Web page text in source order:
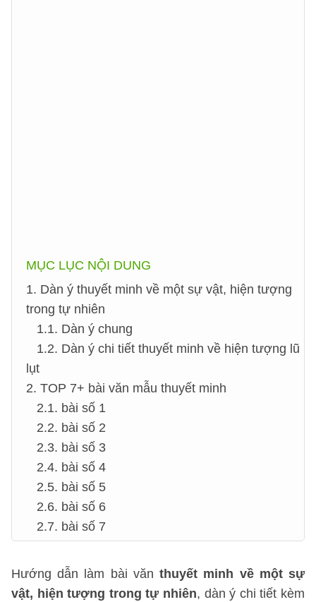
MỤC LỤC NỘI DUNG
1. Dàn ý thuyết minh về một sự vật, hiện tượng
trong tự nhiên
1.1. Dàn ý chung
1.2. Dàn ý chi tiết thuyết minh về hiện tượng lũ
lụt
2. TOP 7+ bài văn mẫu thuyết minh
2.1. bài số 1
2.2. bài số 2
2.3. bài số 3
2.4. bài số 4
2.5. bài số 5
2.6. bài số 6
2.7. bài số 7
Hướng dẫn làm bài văn thuyết minh về một sự
vật, hiện tượng trong tự nhiên, dàn ý chi tiết kèm